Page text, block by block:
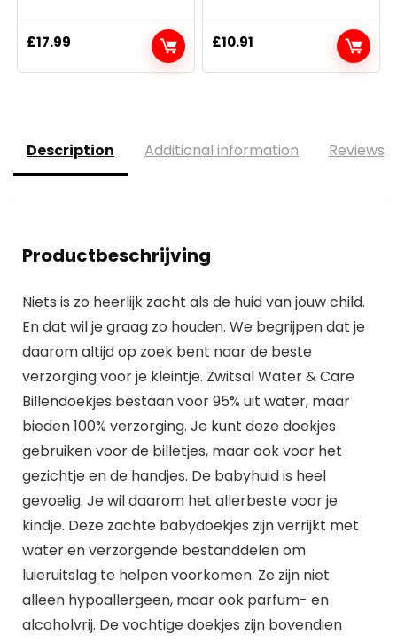
£17.99 £10.91
Description Additional information Reviews
Productbeschrijving
Niets is zo heerlijk zacht als de huid van jouw child.
En dat wil je graag zo houden. We begrijpen dat je
daarom altijd op zoek bent naar de beste
verzorging voor je kleintje. Zwitsal Water & Care
Billendoekjes bestaan voor 95% uit water, maar
bieden 100% verzorging. Je kunt deze doekjes
gebruiken voor de billetjes, maar ook voor het
gezichtje en de handjes. De babyhuid is heel
gevoelig. Je wil daarom het allerbeste voor je
kindje. Deze zachte babydoekjes zijn verrijkt met
water en verzorgende bestanddelen om
luieruitslag te helpen voorkomen. Ze zijn niet
alleen hypoallergeen, maar ook parfum- en
alcoholvrij. De vochtige doekjes zijn bovendien